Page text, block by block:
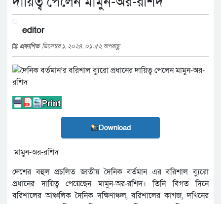
editor
প্রকাশিত ডিসেম্বর ১, ২০২৪, ০১:৫২ অপরাহ্ণ
Download
মামুন-অর-রশিদ
দেশের বহুল প্রচলিত জাতীয় দৈনিক বর্তমান এর বরিশাল ব্যুরো
প্রধানের দায়িত্ব পেয়েছেন মামুন-অর-রশিদ। তিনি বিগত দিনে
বরিশালের আঞ্চলিক দৈনিক দক্ষিণাঞ্চল, বরিশালের কাগজ, দখিনের